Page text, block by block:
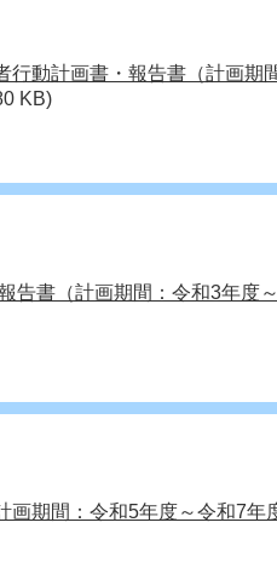
行動計画書・報告書（計画期
KB)
告書（計画期間：令和3年度
画期間：令和5年度～令和7年